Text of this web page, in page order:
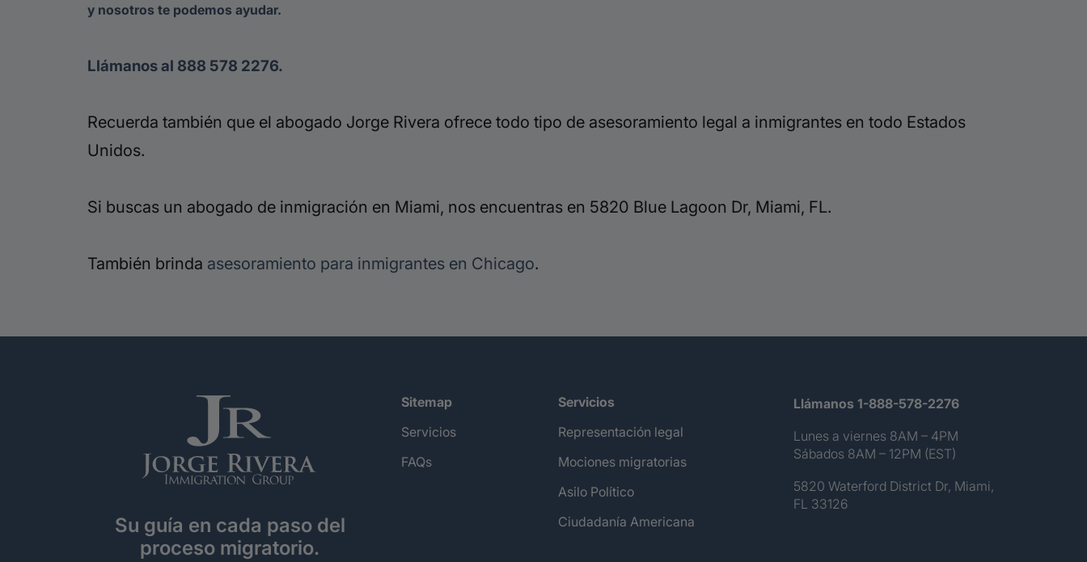
y nosotros te podemos ayudar.
Llámanos al 888 578 2276.
Recuerda también que el abogado Jorge Rivera ofrece todo tipo de asesoramiento legal a inmigrantes en todo Estados
Unidos.
Si buscas un abogado de inmigración en Miami, nos encuentras en 5820 Blue Lagoon Dr, Miami, FL.
También brinda asesoramiento para inmigrantes en Chicago.
Su guía en cada paso del
proceso migratorio.
Sitemap
Servicios
FAQs
Servicios
Representación legal
Mociones migratorias
Asilo Político
Ciudadanía Americana
Llámanos 1-888-578-2276
Lunes a viernes 8AM – 4PM
Sábados 8AM – 12PM (EST)
5820 Waterford District Dr, Miami,
FL 33126